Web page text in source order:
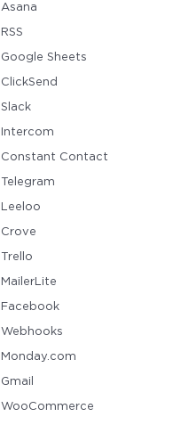
Asana
RSS
Google Sheets
ClickSend
Slack
Intercom
Constant Contact
Telegram
Leeloo
Crove
Trello
MailerLite
Facebook
Webhooks
Monday.com
Gmail
WooCommerce